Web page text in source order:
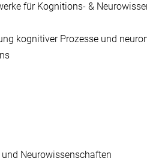
für Kognitions- &
kognitiver Prozesse und
Neurowissenschaften